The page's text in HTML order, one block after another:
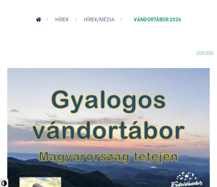
Nagy kontraszt váltása
HÍREK HÍREK/MÉDIA VÁNDORTÁBOR 2026
2025/2026